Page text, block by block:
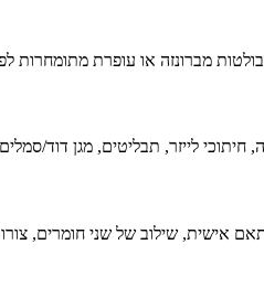
מתומחרות לפי אות (בדרך כלל 10–70 ₪ לאות). מילוי
לייזר, תבליטים, מגן דוד/
אישית, שילוב של שני חומרים,